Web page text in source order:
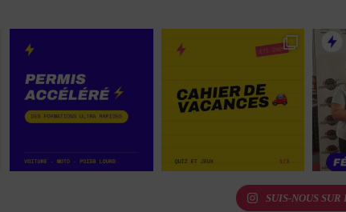
SUIS-NOUS SUR